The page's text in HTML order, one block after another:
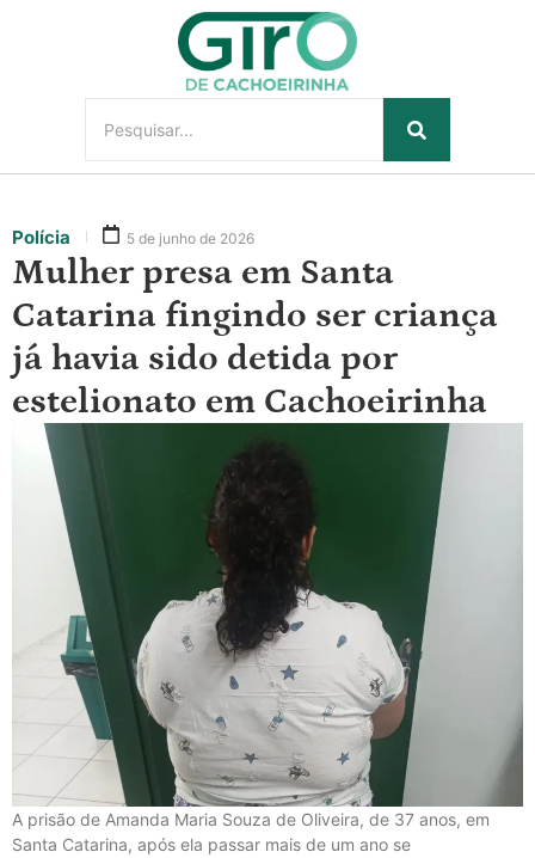
Polícia 5 de junho de 2026
Mulher presa em Santa
Catarina fingindo ser criança
já havia sido detida por
estelionato em Cachoeirinha
A prisão de Amanda Maria Souza de Oliveira, de 37 anos, em
Santa Catarina, após ela passar mais de um ano se